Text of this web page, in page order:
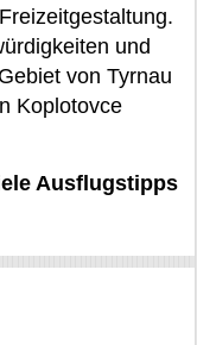
und
von Tyrnau
Koplotovce
Ausflugstipps